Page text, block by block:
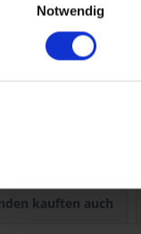
Notwendig
R 60/6
R 90/6
R 60/7
R 80
kauften auch